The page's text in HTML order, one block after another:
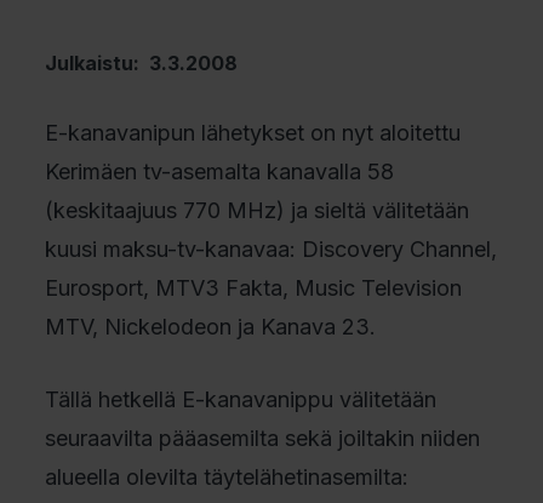
Julkaistu: 3.3.2008
E-kanavanipun lähetykset on nyt aloitettu
Kerimäen tv-asemalta kanavalla 58
(keskitaajuus 770 MHz) ja sieltä välitetään
kuusi maksu-tv-kanavaa: Discovery Channel,
Eurosport, MTV3 Fakta, Music Television
MTV, Nickelodeon ja Kanava 23.
Tällä hetkellä E-kanavanippu välitetään
seuraavilta pääasemilta sekä joiltakin niiden
alueella olevilta täytelähetinasemilta: